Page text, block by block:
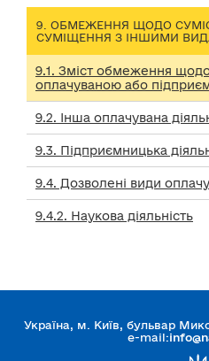
9. ОБМЕЖЕННЯ ЩОДО
СУМІЩЕННЯ З ІНШИМИ
9.1. Зміст обмеження
оплачуваною або
9.2. Інша оплачувана
9.3. Підприємницька
9.4. Дозволені види
9.4.2. Наукова діяльність
спорту
Україна, м. Київ, бульвар
e-mail: